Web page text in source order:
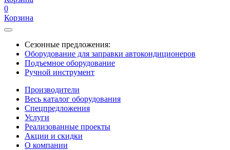
0
Корзина
Сезонные предложения:
Оборудование для заправки автокондиционеров
Подъемное оборудование
Ручной инструмент
Производители
Весь каталог оборудования
Спецпредложения
Услуги
Реализованные проекты
Акции и скидки
О компании